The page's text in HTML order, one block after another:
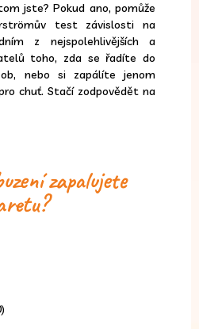
jste? Pokud ano, pomůže
test závislosti na
z nejspolehlivějších a
toho, zda se řadíte do
nebo si zapálíte jenom
chuť. Stačí zodpovědět na
zapalujete